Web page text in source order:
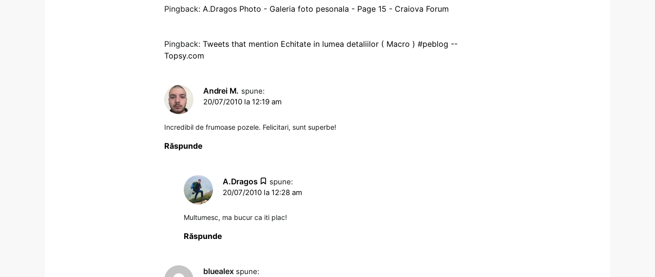
Pingback: A.Dragos Photo - Galeria foto pesonala - Page 15 - Craiova Forum
Pingback: Tweets that mention Echitate in lumea detaliilor ( Macro ) #peblog --
Topsy.com
Andrei M. spune:
20/07/2010 la 12:19 am
Incredibil de frumoase pozele. Felicitari, sunt superbe!
Răspunde
A.Dragos
spune:
20/07/2010 la 12:28 am
Multumesc, ma bucur ca iti plac!
Răspunde
bluealex spune: